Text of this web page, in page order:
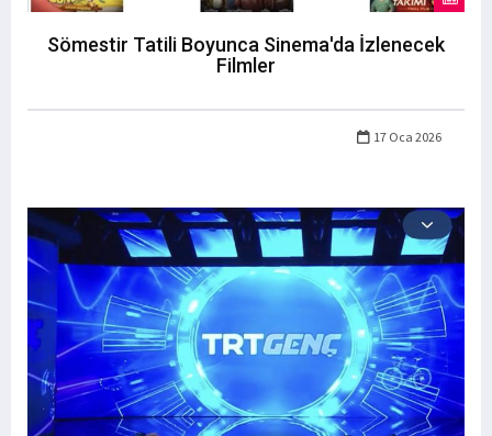
Sömestir Tatili Boyunca Sinema'da İzlenecek
Filmler
17 Oca 2026